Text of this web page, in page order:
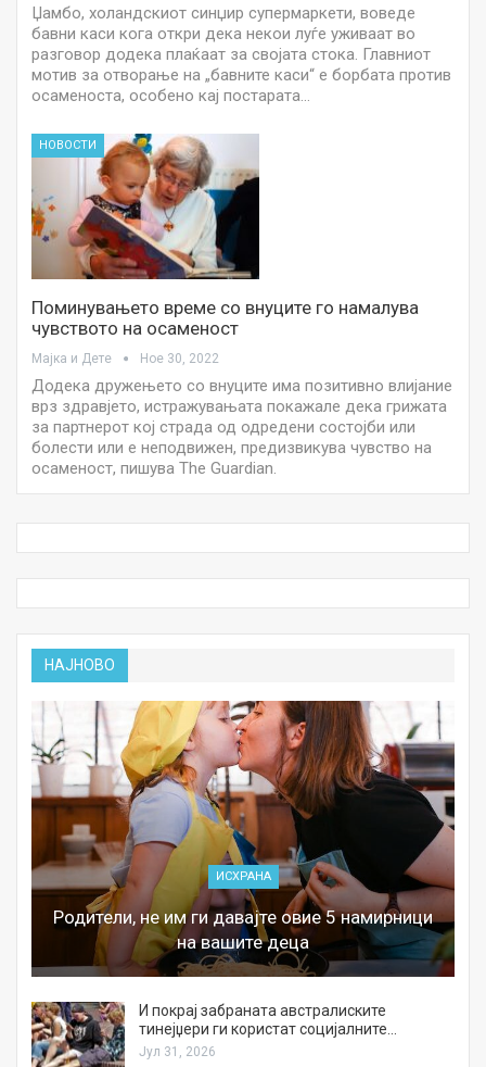
Џамбо, холандскиот синџир супермаркети, воведе
бавни каси кога откри дека некои луѓе уживаат во
разговор додека плаќаат за својата стока. Главниот
мотив за отворање на „бавните каси“ е борбата против
осаменоста, особено кај постарата…
НОВОСТИ
Поминувањето време со внуците го намалува
чувството на осаменост
Мајка и Дете Ное 30, 2022
Додека дружењето со внуците има позитивно влијание
врз здравјето, истражувањата покажале дека грижата
за партнерот кој страда од одредени состојби или
болести или е неподвижен, предизвикува чувство на
осаменост, пишува The Guardian.
НАЈНОВО
ИСХРАНА
Родители, не им ги давајте овие 5 намирници
на вашите деца
И покрај забраната австралиските
тинејџери ги користат социјалните…
Јул 31, 2026